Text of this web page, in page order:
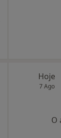
Hoje
7 Ago
O